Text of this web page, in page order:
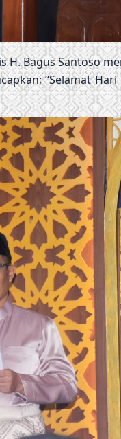
H. Bagus Santoso
“Selamat